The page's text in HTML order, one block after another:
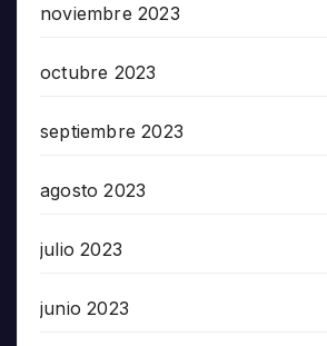
noviembre 2023
octubre 2023
septiembre 2023
agosto 2023
julio 2023
junio 2023